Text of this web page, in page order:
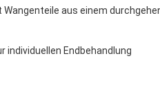
Wangenteile aus einem
individuellen Endbehandlung